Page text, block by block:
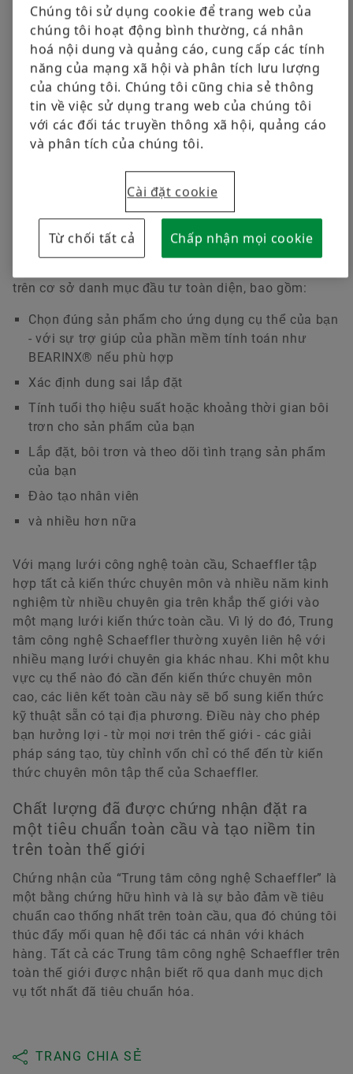
Các vòng bi khác
Dịch vụ
Đặt hàng ngay
Trong khu vực, đối với khu vực
Trung tâm công nghệ Schaeffler là trung tâm kỹ thuật
kiến thức chuyên sâu của chúng tôi tại địa phương.
Trung tâm gồm các kỹ sư được đào tạo đặc biệt,
những người khi cần thiết có thể hỗ trợ các kỹ sư
bán hàng trong quá trình phục vụ các yêu cầu kỹ
thuật của khách hàng trong khu vực. Nguồn lực bổ
sung này cho phép chúng tôi nhanh chóng thực hiện
đầy đủ các bí quyết kỹ thuật và dịch vụ ở cấp địa
phương. Mọi trung tâm công nghệ Schaeffler của
chúng tôi trên khắp thế giới đều cung cấp cùng một
trên cơ sở danh mục đầu tư toàn diện, bao gồm:
Chọn đúng sản phẩm cho ứng dụng cụ thể của bạn
- với sự trợ giúp của phần mềm tính toán như
BEARINX® nếu phù hợp
Xác định dung sai lắp đặt
Tính tuổi thọ hiệu suất hoặc khoảng thời gian bôi
trơn cho sản phẩm của bạn
Lắp đặt, bôi trơn và theo dõi tình trạng sản phẩm
của bạn
Đào tạo nhân viên
và nhiều hơn nữa
Với mạng lưới công nghệ toàn cầu, Schaeffler tập
hợp tất cả kiến thức chuyên môn và nhiều năm kinh
nghiệm từ nhiều chuyên gia trên khắp thế giới vào
một mạng lưới kiến thức toàn cầu. Vì lý do đó, Trung
tâm công nghệ Schaeffler thường xuyên liên hệ với
nhiều mạng lưới chuyên gia khác nhau. Khi một khu
vực cụ thể nào đó cần đến kiến thức chuyên môn
cao, các liên kết toàn cầu này sẽ bổ sung kiến thức
kỹ thuật sẵn có tại địa phương. Điều này cho phép
bạn hưởng lợi - từ mọi nơi trên thế giới - các giải
pháp sáng tạo, tùy chỉnh vốn chỉ có thể đến từ kiến
thức chuyên môn tập thể của Schaeffler.
Chất lượng đã được chứng nhận đặt ra
một tiêu chuẩn toàn cầu và tạo niềm tin
trên toàn thế giới
Chứng nhận của “Trung tâm công nghệ Schaeffler” là
một bằng chứng hữu hình và là sự bảo đảm về tiêu
chuẩn cao thống nhất trên toàn cầu, qua đó chúng tôi
thúc đẩy mối quan hệ đối tác cá nhân với khách
hàng. Tất cả các Trung tâm công nghệ Schaeffler trên
toàn thế giới được nhận biết rõ qua danh mục dịch
vụ tốt nhất đã tiêu chuẩn hóa.
TRANG CHIA SẺ
Chúng tôi sử dụng cookie để trang web của
chúng tôi hoạt động bình thường, cá nhân
hoá nội dung và quảng cáo, cung cấp các tính
năng của mạng xã hội và phân tích lưu lượng
của chúng tôi. Chúng tôi cũng chia sẻ thông
tin về việc sử dụng trang web của chúng tôi
với các đối tác truyền thông xã hội, quảng cáo
và phân tích của chúng tôi.
Cài đặt cookie
Từ chối tất cả Chấp nhận mọi cookie